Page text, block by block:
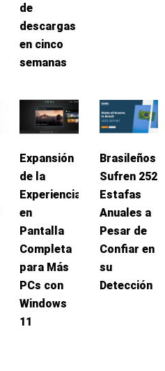
de
descargas
en cinco
semanas
Expansión
de la
Experiencia
en
Pantalla
Completa
para Más
PCs con
Windows
11
Brasileños
Sufren 252
Estafas
Anuales a
Pesar de
Confiar en
su
Detección